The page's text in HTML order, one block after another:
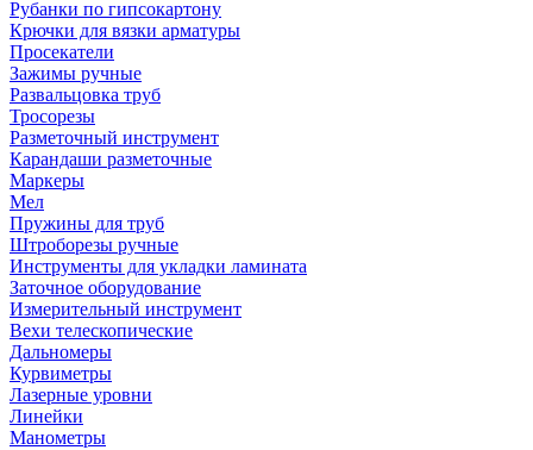
Рубанки по гипсокартону
Крючки для вязки арматуры
Просекатели
Зажимы ручные
Развальцовка труб
Тросорезы
Разметочный инструмент
Карандаши разметочные
Маркеры
Мел
Пружины для труб
Штроборезы ручные
Инструменты для укладки ламината
Заточное оборудование
Измерительный инструмент
Вехи телескопические
Дальномеры
Курвиметры
Лазерные уровни
Линейки
Манометры